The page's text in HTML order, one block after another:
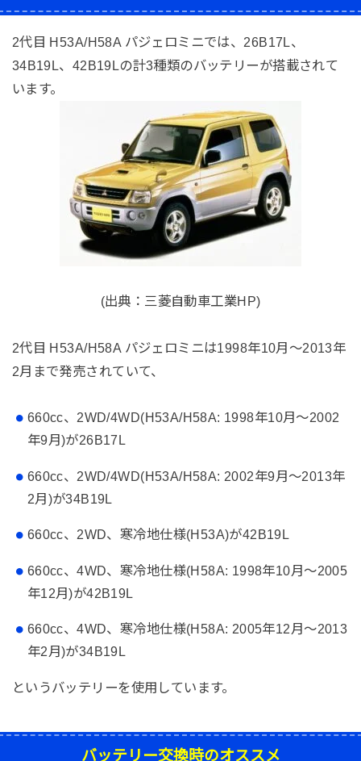
2代目 H53A/H58A パジェロミニでは、26B17L、
34B19L、42B19Lの計3種類のバッテリーが搭載されて
います。
(出典：三菱自動車工業HP)
2代目 H53A/H58A パジェロミニは1998年10月～2013年
2月まで発売されていて、
660cc、2WD/4WD(H53A/H58A: 1998年10月～2002
年9月)が26B17L
660cc、2WD/4WD(H53A/H58A: 2002年9月～2013年
2月)が34B19L
660cc、2WD、寒冷地仕様(H53A)が42B19L
660cc、4WD、寒冷地仕様(H58A: 1998年10月～2005
年12月)が42B19L
660cc、4WD、寒冷地仕様(H58A: 2005年12月～2013
年2月)が34B19L
というバッテリーを使用しています。
バッテリー交換時のオススメ